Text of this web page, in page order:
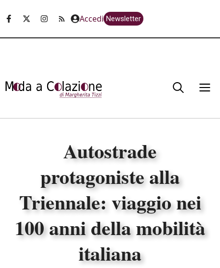
Accedi Newsletter
Autostrade
protagoniste alla
Triennale: viaggio nei
100 anni della mobilità
italiana